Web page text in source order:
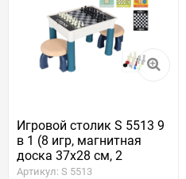
Игровой столик S 5513 9
в 1 (8 игр, магнитная
доска 37x28 см, 2
стульчика)
Артикул: S 5513